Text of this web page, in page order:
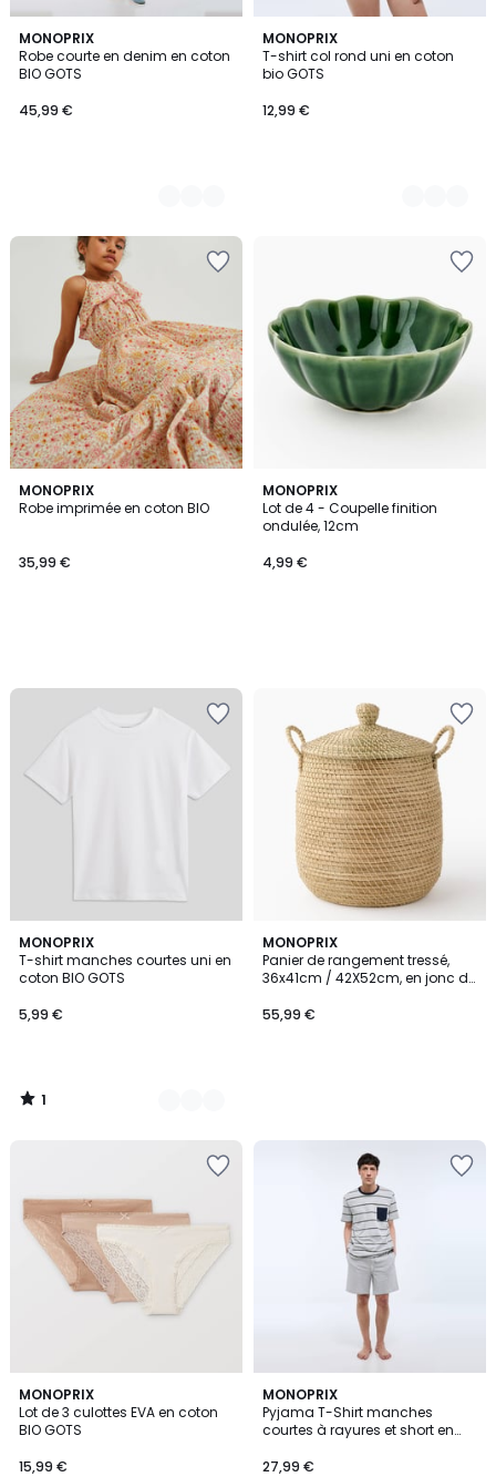
MONOPRIX
Robe courte en denim en coton
BIO GOTS
45,99 €
2
Couleurs
MONOPRIX
T-shirt col rond uni en coton
bio GOTS
12,99 €
2
Couleurs
MONOPRIX
Robe imprimée en coton BIO
35,99 €
MONOPRIX
Lot de 4 - Coupelle finition
ondulée, 12cm
4,99 €
MONOPRIX
T-shirt manches courtes uni en
coton BIO GOTS
5,99 €
1
/
5
4
Couleurs
1
/
MONOPRIX
Panier de rangement tressé,
36x41cm / 42X52cm, en jonc de
55,99 €
MONOPRIX
Lot de 3 culottes EVA en coton
BIO GOTS
15,99 €
5
/
5
2
Couleurs
MONOPRIX
Pyjama T-Shirt manches
courtes à rayures et short en
27,99 €